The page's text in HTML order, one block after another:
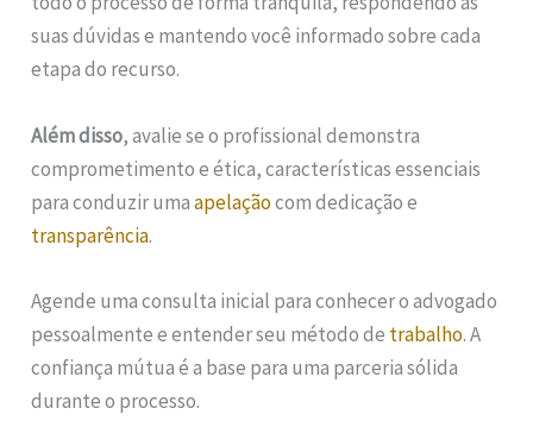
suas dúvidas e mantendo você informado sobre cada
etapa do recurso.
Além disso, avalie se o profissional demonstra
comprometimento e ética, características essenciais
para conduzir umaapelaçãocom dedicação e
transparência.
Agende uma consulta inicial para conhecer o advogado
pessoalmente e entender seu método de trabalho. A
confiança mútua é a base para uma parceria sólida
durante o processo.